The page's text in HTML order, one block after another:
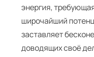
энергия,
широчайший
заставляет
доводящих своё